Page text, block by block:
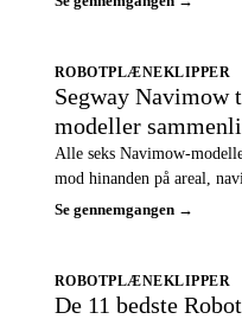
ROBOTPLÆNEKLIPPER
Segway Navimow
modeller
Alle seks Navimow-
mod hinanden på areal,
Se gennemgangen →
ROBOTPLÆNEKLIPPER
De 11 bedste